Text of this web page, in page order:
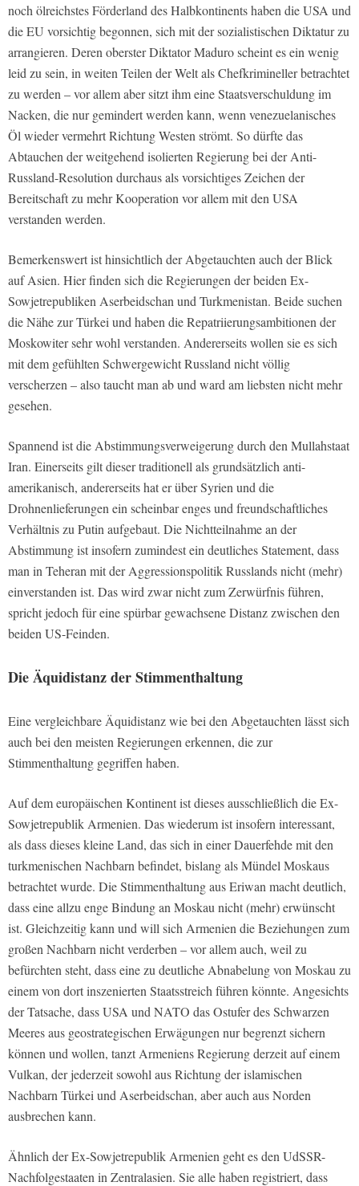
noch ölreichstes Förderland des Halbkontinents haben die USA und
die EU vorsichtig begonnen, sich mit der sozialistischen Diktatur zu
arrangieren. Deren oberster Diktator Maduro scheint es ein wenig
leid zu sein, in weiten Teilen der Welt als Chefkrimineller betrachtet
zu werden – vor allem aber sitzt ihm eine Staatsverschuldung im
Nacken, die nur gemindert werden kann, wenn venezuelanisches
Öl wieder vermehrt Richtung Westen strömt. So dürfte das
Abtauchen der weitgehend isolierten Regierung bei der Anti-
Russland-Resolution durchaus als vorsichtiges Zeichen der
Bereitschaft zu mehr Kooperation vor allem mit den USA
verstanden werden.
Bemerkenswert ist hinsichtlich der Abgetauchten auch der Blick
auf Asien. Hier finden sich die Regierungen der beiden Ex-
Sowjetrepubliken Aserbeidschan und Turkmenistan. Beide suchen
die Nähe zur Türkei und haben die Repatriierungsambitionen der
Moskowiter sehr wohl verstanden. Andererseits wollen sie es sich
mit dem gefühlten Schwergewicht Russland nicht völlig
verscherzen – also taucht man ab und ward am liebsten nicht mehr
gesehen.
Spannend ist die Abstimmungsverweigerung durch den Mullahstaat
Iran. Einerseits gilt dieser traditionell als grundsätzlich anti-
amerikanisch, andererseits hat er über Syrien und die
Drohnenlieferungen ein scheinbar enges und freundschaftliches
Verhältnis zu Putin aufgebaut. Die Nichtteilnahme an der
Abstimmung ist insofern zumindest ein deutliches Statement, dass
man in Teheran mit der Aggressionspolitik Russlands nicht (mehr)
einverstanden ist. Das wird zwar nicht zum Zerwürfnis führen,
spricht jedoch für eine spürbar gewachsene Distanz zwischen den
beiden US-Feinden.
Die Äquidistanz der Stimmenthaltung
Eine vergleichbare Äquidistanz wie bei den Abgetauchten lässt sich
auch bei den meisten Regierungen erkennen, die zur
Stimmenthaltung gegriffen haben.
Auf dem europäischen Kontinent ist dieses ausschließlich die Ex-
Sowjetrepublik Armenien. Das wiederum ist insofern interessant,
als dass dieses kleine Land, das sich in einer Dauerfehde mit den
turkmenischen Nachbarn befindet, bislang als Mündel Moskaus
betrachtet wurde. Die Stimmenthaltung aus Eriwan macht deutlich,
dass eine allzu enge Bindung an Moskau nicht (mehr) erwünscht
ist. Gleichzeitig kann und will sich Armenien die Beziehungen zum
großen Nachbarn nicht verderben – vor allem auch, weil zu
befürchten steht, dass eine zu deutliche Abnabelung von Moskau zu
einem von dort inszenierten Staatsstreich führen könnte. Angesichts
der Tatsache, dass USA und NATO das Ostufer des Schwarzen
Meeres aus geostrategischen Erwägungen nur begrenzt sichern
können und wollen, tanzt Armeniens Regierung derzeit auf einem
Vulkan, der jederzeit sowohl aus Richtung der islamischen
Nachbarn Türkei und Aserbeidschan, aber auch aus Norden
ausbrechen kann.
Ähnlich der Ex-Sowjetrepublik Armenien geht es den UdSSR-
Nachfolgestaaten in Zentralasien. Sie alle haben registriert, dass